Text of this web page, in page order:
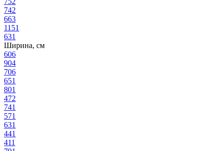
742
663
1151
631
Ширина, см
606
904
706
651
801
472
741
571
631
441
411